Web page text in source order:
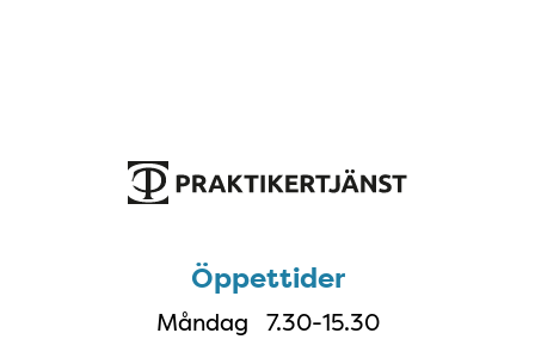
Öppettider
Måndag 7.30-15.30